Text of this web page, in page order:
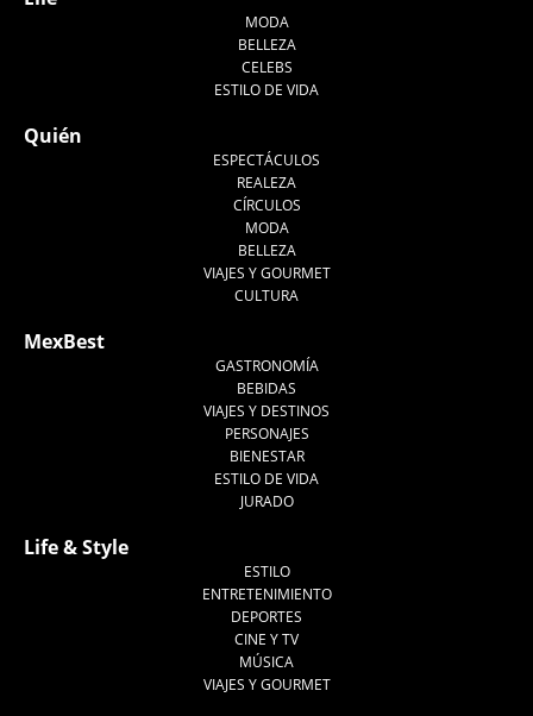
MODA
BELLEZA
CELEBS
ESTILO DE VIDA
Quién
ESPECTÁCULOS
REALEZA
CÍRCULOS
MODA
BELLEZA
VIAJES Y GOURMET
CULTURA
MexBest
GASTRONOMÍA
BEBIDAS
VIAJES Y DESTINOS
PERSONAJES
BIENESTAR
ESTILO DE VIDA
JURADO
Life & Style
ESTILO
ENTRETENIMIENTO
DEPORTES
CINE Y TV
MÚSICA
VIAJES Y GOURMET